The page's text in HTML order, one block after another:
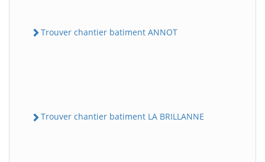
Trouver chantier batiment ANNOT
Trouver chantier batiment LA BRILLANNE